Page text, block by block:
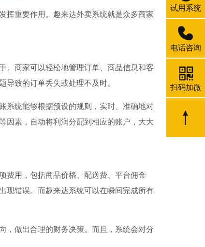
挥重要作用。趣来达外卖系统就是众多商家
。商家可以轻松地管理订单、商品信息和客
导致的订单丢失或处理不及时。
系统能够根据预设的规则，实时、准确地对
因素，自动将利润分配到相应的账户，大大
费用，包括商品价格、配送费、平台佣金
现错误。而趣来达系统可以在瞬间完成所有
，做出合理的财务决策。而且，系统会对分
试用系统
电话咨询
扫码加微